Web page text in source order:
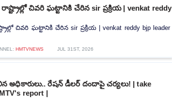
రాష్ట్రాల్లో చివరి ఘట్టానికి చేరిన sir ప్రక్రియ | venkat reddy
చివరి ఘట్టానికి చేరిన sir ప్రక్రియ | venkat reddy bjp leader
HMTVNEWS JUL 31ST, 2026
అధికారులు.. రేషన్ డీలర్ దందాపై చర్యలు! | take
report |